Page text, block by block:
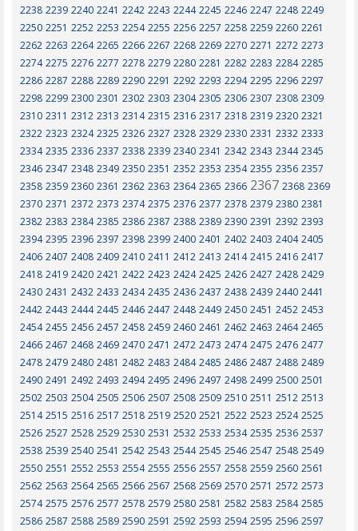
2238 2239 2240 2241 2242 2243 2244 2245 2246 2247 2248 2249
2250 2251 2252 2253 2254 2255 2256 2257 2258 2259 2260 2261
2262 2263 2264 2265 2266 2267 2268 2269 2270 2271 2272 2273
2274 2275 2276 2277 2278 2279 2280 2281 2282 2283 2284 2285
2286 2287 2288 2289 2290 2291 2292 2293 2294 2295 2296 2297
2298 2299 2300 2301 2302 2303 2304 2305 2306 2307 2308 2309
2310 2311 2312 2313 2314 2315 2316 2317 2318 2319 2320 2321
2322 2323 2324 2325 2326 2327 2328 2329 2330 2331 2332 2333
2334 2335 2336 2337 2338 2339 2340 2341 2342 2343 2344 2345
2346 2347 2348 2349 2350 2351 2352 2353 2354 2355 2356 2357
2358 2359 2360 2361 2362 2363 2364 2365 2366 2367 2368 2369
2370 2371 2372 2373 2374 2375 2376 2377 2378 2379 2380 2381
2382 2383 2384 2385 2386 2387 2388 2389 2390 2391 2392 2393
2394 2395 2396 2397 2398 2399 2400 2401 2402 2403 2404 2405
2406 2407 2408 2409 2410 2411 2412 2413 2414 2415 2416 2417
2418 2419 2420 2421 2422 2423 2424 2425 2426 2427 2428 2429
2430 2431 2432 2433 2434 2435 2436 2437 2438 2439 2440 2441
2442 2443 2444 2445 2446 2447 2448 2449 2450 2451 2452 2453
2454 2455 2456 2457 2458 2459 2460 2461 2462 2463 2464 2465
2466 2467 2468 2469 2470 2471 2472 2473 2474 2475 2476 2477
2478 2479 2480 2481 2482 2483 2484 2485 2486 2487 2488 2489
2490 2491 2492 2493 2494 2495 2496 2497 2498 2499 2500 2501
2502 2503 2504 2505 2506 2507 2508 2509 2510 2511 2512 2513
2514 2515 2516 2517 2518 2519 2520 2521 2522 2523 2524 2525
2526 2527 2528 2529 2530 2531 2532 2533 2534 2535 2536 2537
2538 2539 2540 2541 2542 2543 2544 2545 2546 2547 2548 2549
2550 2551 2552 2553 2554 2555 2556 2557 2558 2559 2560 2561
2562 2563 2564 2565 2566 2567 2568 2569 2570 2571 2572 2573
2574 2575 2576 2577 2578 2579 2580 2581 2582 2583 2584 2585
2586 2587 2588 2589 2590 2591 2592 2593 2594 2595 2596 2597